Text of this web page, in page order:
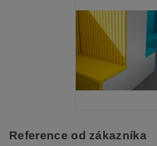
Reference od zákazníka